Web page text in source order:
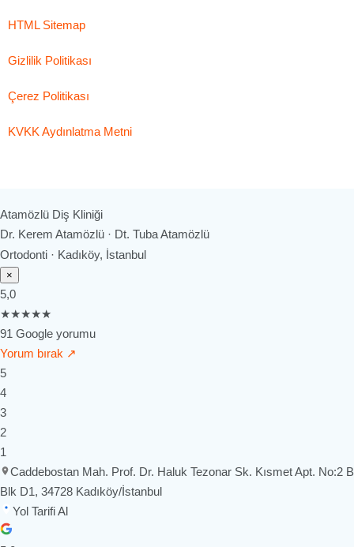
HTML Sitemap
Gizlilik Politikası
Çerez Politikası
KVKK Aydınlatma Metni
Atamözlü Diş Kliniği
Dr. Kerem Atamözlü · Dt. Tuba Atamözlü
Ortodonti · Kadıköy, İstanbul
×
5,0
★★★★★
91 Google yorumu
Yorum bırak ↗
5
4
3
2
1
Caddebostan Mah. Prof. Dr. Haluk Tezonar Sk. Kısmet Apt. No:2 B
Blk D1, 34728 Kadıköy/İstanbul
Yol Tarifi Al